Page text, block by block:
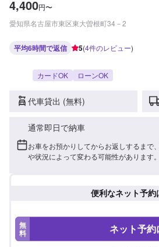
4,400円〜
愛知県名古屋市東区東大曽根町34－2
平均6時間で返信 5(4件のレビュー)
カードOK ローンOK
代車貸出 (無料)
通常即日で納車
お車をお預かりしてからお返しするまで
や状況によって変わる可能性があります。
便利なネット予約
無
料 ネット予約